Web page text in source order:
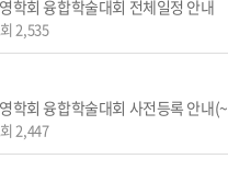
학회 융합학술대회 전체일정 안내
2,535
학회 융합학술대회 사전등록 안내
2,447